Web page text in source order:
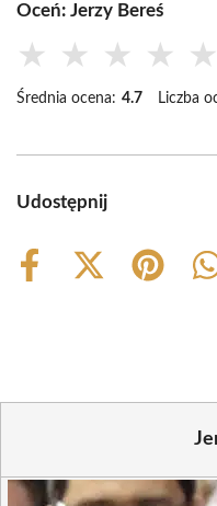
Oceń: Jerzy Bereś
★ ★ ★ ★ ★
Średnia ocena: 4.7 Liczba
Udostępnij
Share
Share
Share